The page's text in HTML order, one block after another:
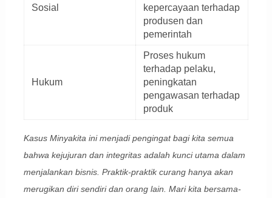
Sosial
kepercayaan terhadap
produsen dan
pemerintah
Hukum
Proses hukum
terhadap pelaku,
peningkatan
pengawasan terhadap
produk
Kasus Minyakita ini menjadi pengingat bagi kita semua
bahwa kejujuran dan integritas adalah kunci utama dalam
menjalankan bisnis. Praktik-praktik curang hanya akan
merugikan diri sendiri dan orang lain. Mari kita bersama-